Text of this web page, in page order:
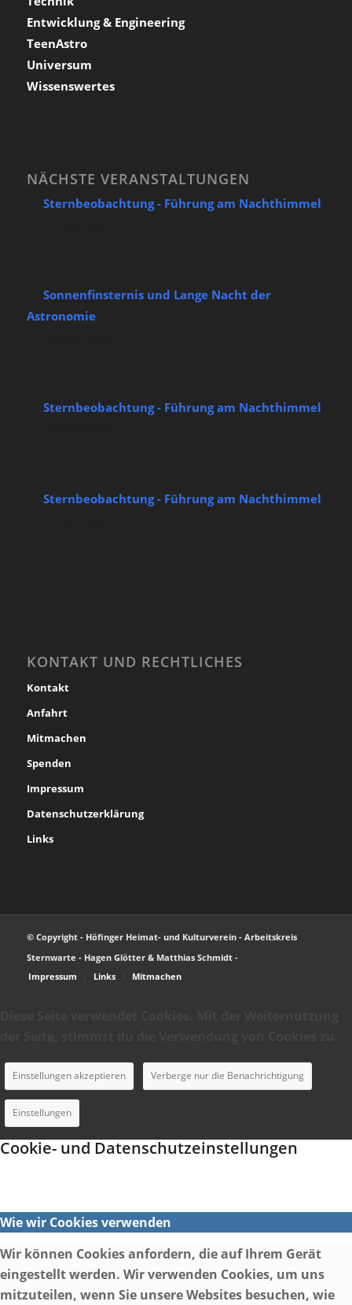
Entwicklung & Engineering
TeenAstro
Universum
Wissenswertes
NÄCHSTE VERANSTALTUNGEN
Sternbeobachtung - Führung am Nachthimmel
Sonnenfinsternis und Lange Nacht der
Astronomie
Sternbeobachtung - Führung am Nachthimmel
Sternbeobachtung - Führung am Nachthimmel
KONTAKT UND RECHTLICHES
Kontakt
Anfahrt
Mitmachen
Spenden
Impressum
Datenschutzerklärung
Links
© Copyright - Höfinger Heimat- und Kulturverein - Arbeitskreis
Sternwarte - Hagen Glötter & Matthias Schmidt -
Impressum
Links Mitmachen
Einstellungen akzeptieren Verberge nur die Benachrichtigung
Einstellungen
Cookie- und Datenschutzeinstellungen
Wie wir Cookies verwenden
Wir können Cookies anfordern, die auf Ihrem Gerät
eingestellt werden. Wir verwenden Cookies, um uns
mitzuteilen, wenn Sie unsere Websites besuchen, wie